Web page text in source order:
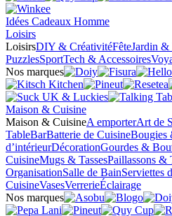
Idées Cadeaux Homme
Loisirs
LoisirsDIY & CréativitéFêteJardin &
PuzzlesSportTech & Accessoires
Nos marques
Maison & Cuisine
Maison & CuisineA emporterArt de
TableBarBatterie de CuisineBougies
d’intérieurDécorationGourdes &
CuisineMugs & TassesPaillassons &
OrganisationSalle de BainServiettes
CuisineVasesVerrerieÉclairage
Nos marques